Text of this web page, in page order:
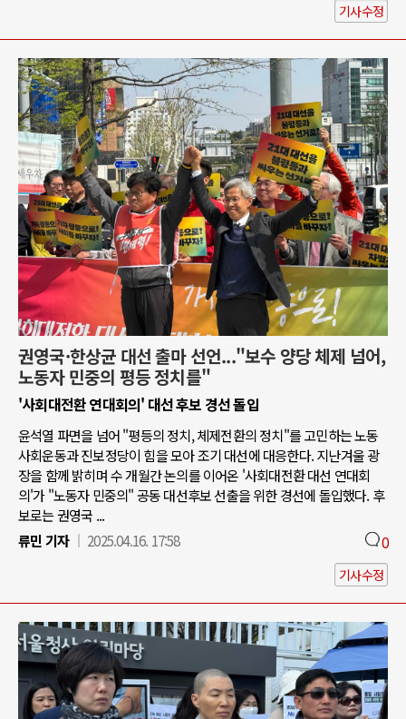
기사수정
권영국·한상균 대선 출마 선언..."보수 양당 체제 넘어,
노동자 민중의 평등 정치를"
'사회대전환 연대회의' 대선 후보 경선 돌입
윤석열 파면을 넘어 "평등의 정치, 체제전환의 정치"를 고민하는 노동
사회운동과 진보정당이 힘을 모아 조기 대선에 대응한다. 지난겨울 광
장을 함께 밝히며 수 개월간 논의를 이어온 '사회대전환 대선 연대회
의'가 "노동자 민중의" 공동 대선후보 선출을 위한 경선에 돌입했다. 후
보로는 권영국 ...
류민 기자
2025.04.16. 17:58 0
기사수정